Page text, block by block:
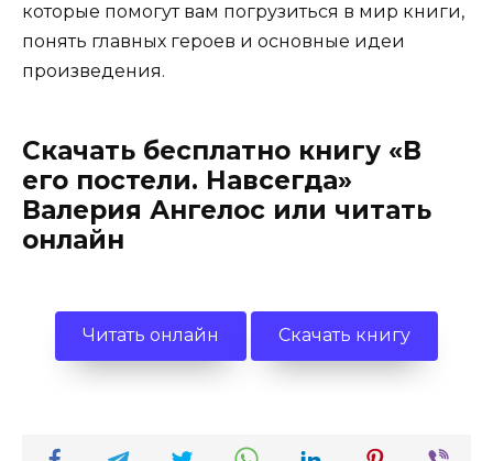
которые помогут вам погрузиться в мир книги,
понять главных героев и основные идеи
произведения.
Скачать бесплатно книгу «В
его постели. Навсегда»
Валерия Ангелос или читать
онлайн
Читать онлайн Скачать книгу